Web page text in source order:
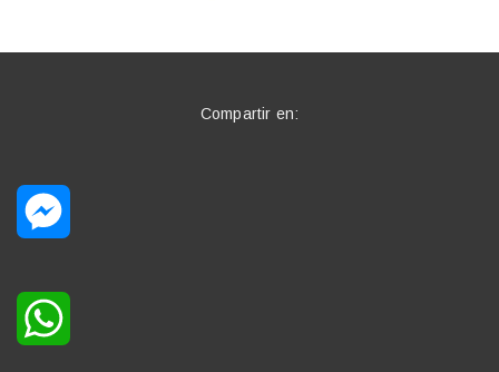
Compartir en: